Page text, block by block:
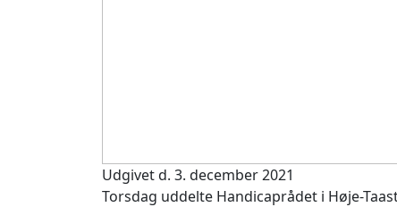
Udgivet d. 3. december 2021
Torsdag uddelte Handicaprådet i Høje-